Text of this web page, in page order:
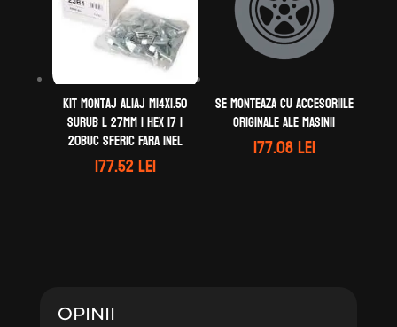
Kit montaj aliaj M14X1.50
Surub L 27mm | Hex 17 |
20buc Sferic Fara Inel
177.52lei
Se monteaza cu accesoriile
originale ale masinii
177.08lei
OPINII